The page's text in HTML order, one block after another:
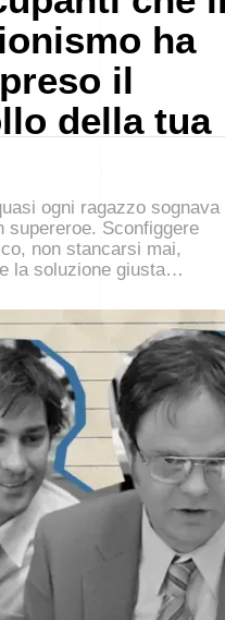
ha
il
della tua
ogni ragazzo sognava
supereroe. Sconfiggere
non stancarsi mai,
la soluzione giusta…